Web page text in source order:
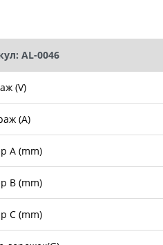
AL-0046
(V)
(A)
A (mm)
B (mm)
C (mm)